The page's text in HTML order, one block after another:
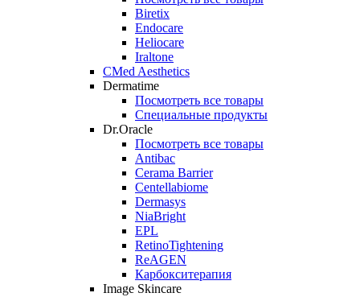
Biretix
Endocare
Heliocare
Iraltone
CMed Aesthetics
Dermatime
Посмотреть все товары
Специальные продукты
Dr.Oracle
Посмотреть все товары
Antibac
Cerama Barrier
Centellabiome
Dermasys
NiaBright
EPL
RetinoTightening
ReAGEN
Карбокситерапия
Image Skincare